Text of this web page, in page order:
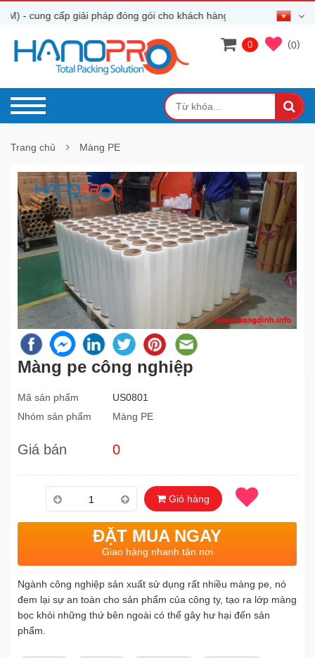
- cung cấp giải pháp đóng gói cho khách hàng
0 (0)
Trang chủ Màng PE
Màng pe công nghiệp
Mã sản phẩm
US0801
Nhóm sản phẩm
Màng PE
Giá bán 0
Giỏ hàng
ĐẶT MUA NGAY
Giao hàng nhanh tận nơi
Ngành công nghiệp sản xuất sử dụng rất nhiều màng pe, nó
đem lại sự an toàn cho sản phẩm của công ty, tạo ra lớp màng
bọc khỏi những thứ bên ngoài có thể gây hư hại đến sản
phẩm.